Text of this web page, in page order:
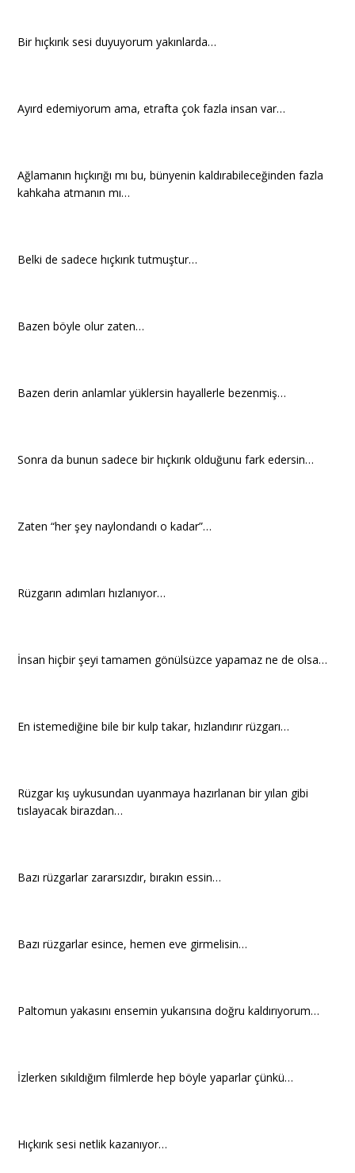
Bir hıçkırık sesi duyuyorum yakınlarda…
Ayırd edemiyorum ama, etrafta çok fazla insan var…
Ağlamanın hıçkırığı mı bu, bünyenin kaldırabileceğinden fazla
kahkaha atmanın mı…
Belki de sadece hıçkırık tutmuştur…
Bazen böyle olur zaten…
Bazen derin anlamlar yüklersin hayallerle bezenmiş…
Sonra da bunun sadece bir hıçkırık olduğunu fark edersin…
Zaten “her şey naylondandı o kadar”…
Rüzgarın adımları hızlanıyor…
İnsan hiçbir şeyi tamamen gönülsüzce yapamaz ne de olsa…
En istemediğine bile bir kulp takar, hızlandırır rüzgarı…
Rüzgar kış uykusundan uyanmaya hazırlanan bir yılan gibi
tıslayacak birazdan…
Bazı rüzgarlar zararsızdır, bırakın essin…
Bazı rüzgarlar esince, hemen eve girmelisin…
Paltomun yakasını ensemin yukarısına doğru kaldırıyorum…
İzlerken sıkıldığım filmlerde hep böyle yaparlar çünkü…
Hıçkırık sesi netlik kazanıyor…